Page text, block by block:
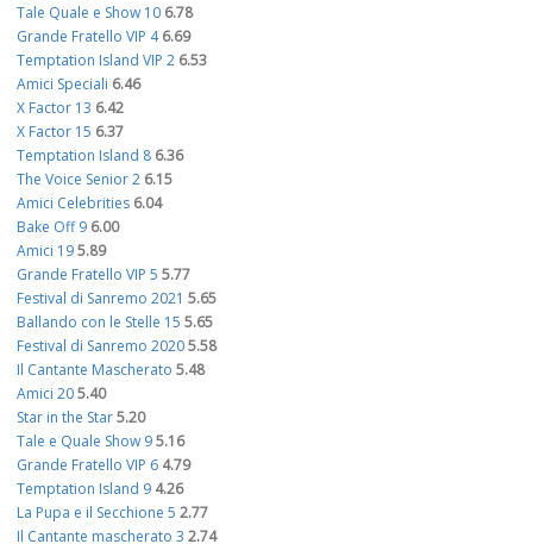
Tale Quale e Show 10 6.78
Grande Fratello VIP 4 6.69
Temptation Island VIP 2 6.53
Amici Speciali 6.46
X Factor 13 6.42
X Factor 15 6.37
Temptation Island 8 6.36
The Voice Senior 2 6.15
Amici Celebrities 6.04
Bake Off 9 6.00
Amici 195.89
Grande Fratello VIP 5 5.77
Festival di Sanremo 2021 5.65
Ballando con le Stelle 15 5.65
Festival di Sanremo 20205.58
Il Cantante Mascherato 5.48
Amici 205.40
Star in the Star5.20
Tale e Quale Show 95.16
Grande Fratello VIP 6 4.79
Temptation Island 9 4.26
La Pupa e il Secchione 5 2.77
Il Cantante mascherato 3 2.74